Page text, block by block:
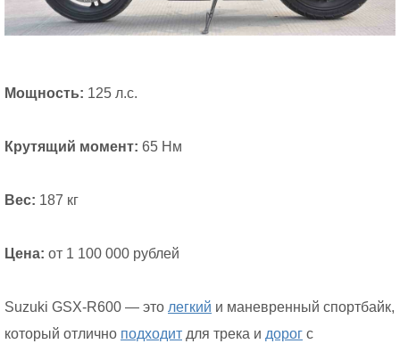
Мощность: 125 л.с.
Крутящий момент: 65 Нм
Вес: 187 кг
Цена: от 1 100 000 рублей
Suzuki GSX-R600 — это легкий и маневренный спортбайк,
который отлично подходит для трека и дорог с